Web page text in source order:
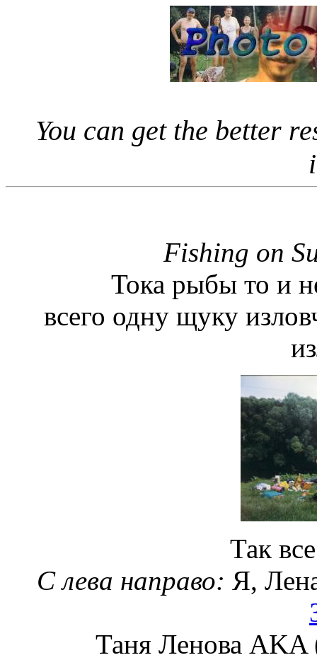
You can get the better
Fishing on
Тока рыбы то и
всего одну щуку
Так
С лева направо: Я,
Таня Ленова